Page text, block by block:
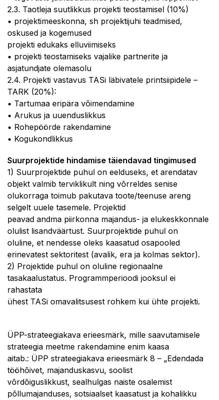
2.3. Taotleja suutlikkus projekti teostamisel (10%)
• projektimeeskonna, sh projektijuhi teadmised,
oskused ja kogemused
projekti edukaks elluviimiseks
• projekti teostamiseks vajalike partnerite ja
asjatundjate olemasolu
2.4. Projekti vastavus TASi läbivatele printsiipidele –
TARK (20%):
• Tartumaa eripära võimendamine
• Arukus ja uuenduslikkus
• Rohepöörde rakendamine
• Kogukondlikkus
Suurprojektide hindamise täiendavad tingimused
1) Suurprojektide puhul on eelduseks, et arendatav
objekt valmib terviklikult ning võrreldes senise
olukorraga toimub pakutava toote/teenuse areng
selgelt uuele tasemele. Projektid
peavad andma piirkonna majandus- ja elukeskkonnale
olulist lisandväärtust. Suurprojektide puhul on
oluline, et nendesse oleks kaasatud osapooled
erinevatest sektoritest (avalik, era ja kolmas sektor).
2) Projektide puhul on oluline regionaalne
tasakaalustatus. Programmperioodi jooksul ei
rahastata
ühest TASi omavalitsusest rohkem kui ühte projekti.
ÜPP-strateegiakava erieesmärk, mille saavutamisele
strateegia meetme rakendamine enim kaasa
aitab.: ÜPP strateegiakava erieesmärk 8 – „Edendada
tööhõivet, majanduskasvu, soolist
võrdõiguslikkust, sealhulgas naiste osalemist
põllumajanduses, sotsiaalset kaasatust ja kohalikku